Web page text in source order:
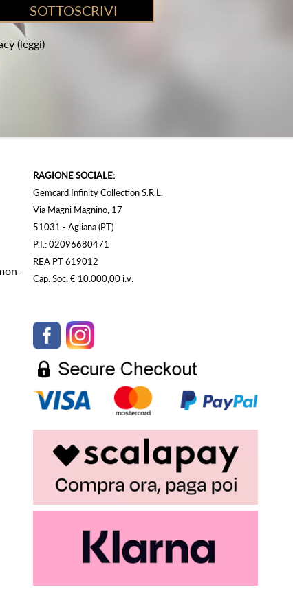
(leggi)
RAGIONE SOCIALE:
Gemcard Infinity Collection S.R.L.
Via Magni Magnino, 17
51031 - Agliana (PT)
P.I.: 02096680471
REA PT 619012
Cap. Soc. € 10.000,00 i.v.